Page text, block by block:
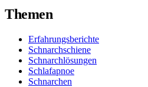
Themen
Erfahrungsberichte
Schnarchschiene
Schnarchlösungen
Schlafapnoe
Schnarchen